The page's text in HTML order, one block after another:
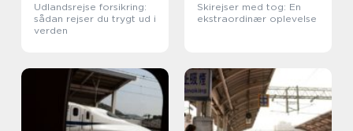
Udlandsrejse forsikring:
sådan rejser du trygt ud i
verden
Skirejser med tog: En
ekstraordinær oplevelse